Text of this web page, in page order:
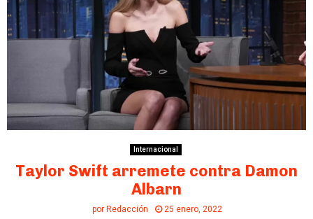
Internacional
Taylor Swift arremete contra Damon
Albarn
por Redacción 25 enero, 2022